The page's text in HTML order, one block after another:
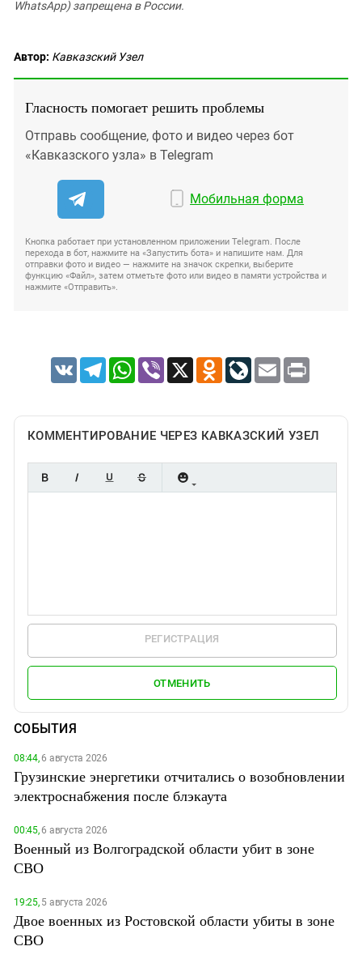
WhatsApp) запрещена в России.
Автор: Кавказский Узел
Гласность помогает решить проблемы
Отправь сообщение, фото и видео через бот
«Кавказского узла» в Telegram
Мобильная форма
Кнопка работает при установленном приложении Telegram. После
перехода в бот, нажмите на «Запустить бота» и напишите нам. Для
отправки фото и видео — нажмите на значок скрепки, выберите
функцию «Файл», затем отметьте фото или видео в памяти устройства и
нажмите «Отправить».
VK TelegramWhatsApp
Viber X Odnoklassniki
LiveJournal
Email Print
КОММЕНТИРОВАНИЕ ЧЕРЕЗ КАВКАЗСКИЙ УЗЕЛ
РЕГИСТРАЦИЯ
ОТМЕНИТЬ
СОБЫТИЯ
08:44,6 августа 2026
Грузинские энергетики отчитались о возобновлении
электроснабжения после блэкаута
00:45,6 августа 2026
Военный из Волгоградской области убит в зоне
СВО
19:25,5 августа 2026
Двое военных из Ростовской области убиты в зоне
СВО